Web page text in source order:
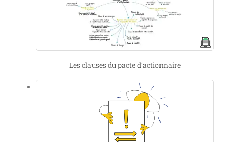
Les clauses du pacte d’actionnaire